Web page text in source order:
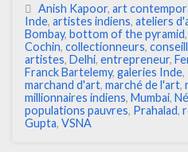
Anish Kapoor, art
Inde, artistes indiens, ateliers
Bombay, bottom of the pyramid,
Cochin, collectionneurs,
artistes, Delhi, entrepreneur,
Franck Bartelemy, galeries Inde,
marchand d'art, marché de l'art,
millionnaires indiens, Mumbai,
populations pauvres, Prahalad,
Gupta, VSNA